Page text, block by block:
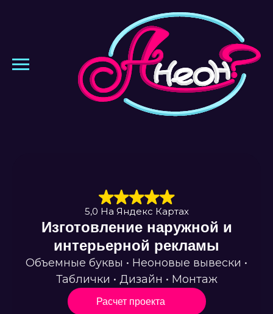
5,0 На Яндекс Картах
Изготовление наружной и
интерьерной рекламы
Объемные буквы • Неоновые вывески •
Таблички • Дизайн • Монтаж
Расчет проекта